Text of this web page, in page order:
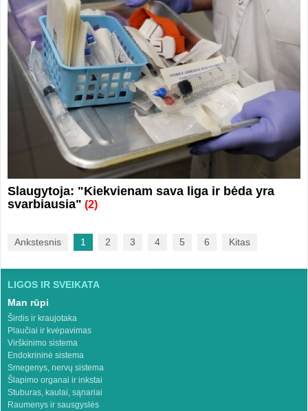
Slaugytoja: "Kiekvienam sava liga ir bėda yra
svarbiausia" (2)
Ankstesnis 1 2 3 4 5 6 Kitas
LIGOS IR SVEIKATA
Man rūpi
Širdis ir kraujotaka
Plaučiai ir kvėpavimas
Virškinimo sistema
Endokrininė sistema
Smegenys, nervų sistema
Šlapimo organai ir inkstai
Stuburas, kaulai, sąnariai
Raumenys ir sausgyslės